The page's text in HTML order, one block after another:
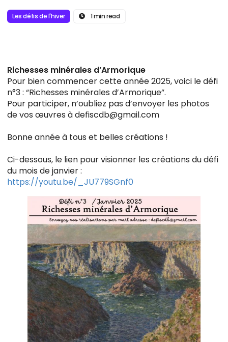
Les défis de l'hiver 1 min read
Richesses minérales d’Armorique
Pour bien commencer cette année 2025, voici le défi
n°3 : “Richesses minérales d’Armorique”.
Pour participer, n’oubliez pas d’envoyer les photos
de vos œuvres à defiscdb@gmail.com
Bonne année à tous et belles créations !
Ci-dessous, le lien pour visionner les créations du défi
du mois de janvier :
https://youtu.be/_JU779SGnf0